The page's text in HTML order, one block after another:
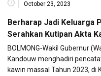
October 23, 2023
Berharap Jadi Keluarga
Serahkan Kutipan Akta
BOLMONG-Wakil Gubernur
Kandouw menghadiri
kawin massal Tahun 2023, di